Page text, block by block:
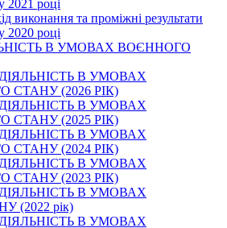
2021 році
виконання та проміжні результати
2020 році
В УМОВАХ ВОЄННОГО
В УМОВАХ
СТАНУ (2026 РІК)
В УМОВАХ
СТАНУ (2025 РІК)
В УМОВАХ
СТАНУ (2024 РІК)
В УМОВАХ
СТАНУ (2023 РІК)
В УМОВАХ
(2022 рік)
В УМОВАХ